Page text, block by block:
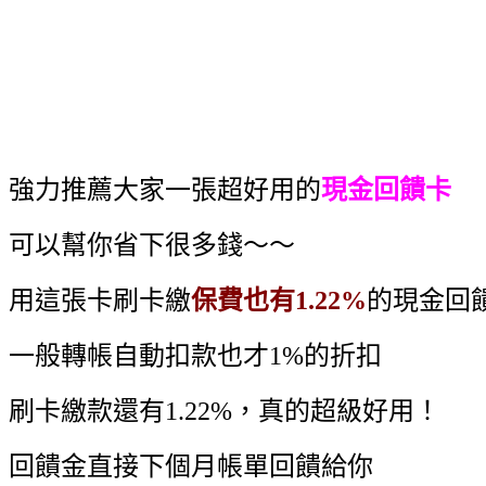
強力推薦大家一張超好用的現金回饋卡
可以幫你省下很多錢～～
用這張卡刷卡繳保費也有1.22%的現金回
一般轉帳自動扣款也才1%的折扣
刷卡繳款還有1.22%，真的超級好用！
回饋金直接下個月帳單回饋給你